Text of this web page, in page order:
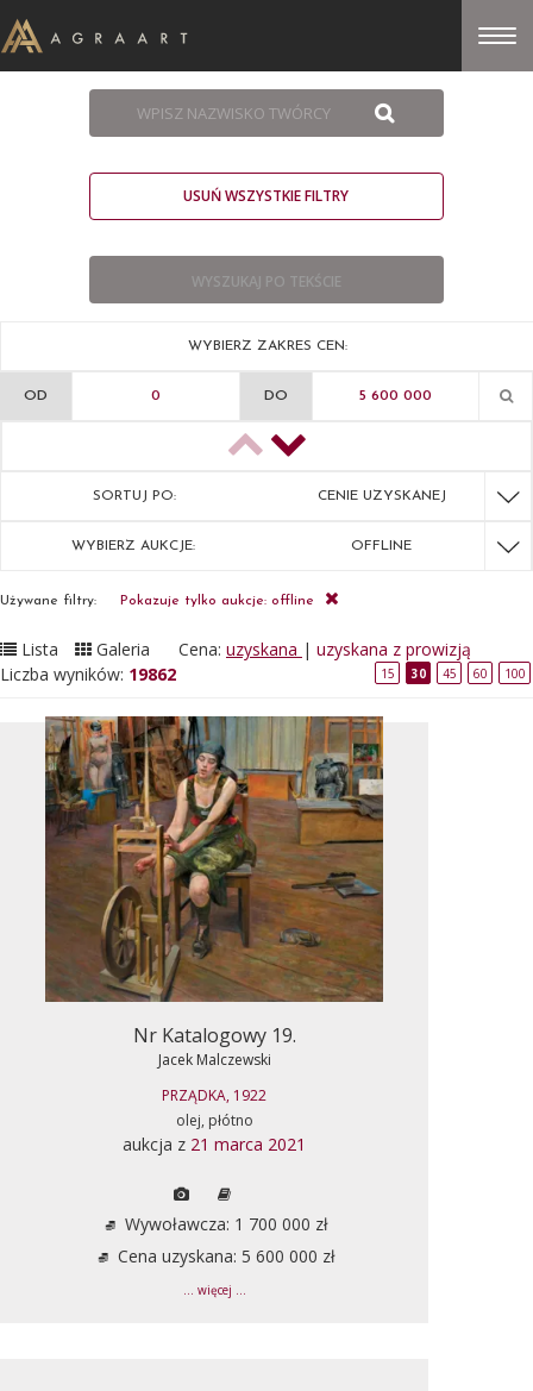
USUŃ WSZYSTKIE FILTRY
WYBIERZ ZAKRES CEN:
OD DO
SORTUJ PO: CENIE UZYSKANEJ
WYBIERZ AUKCJE: OFFLINE
Używane filtry: Pokazuje tylko aukcje: offline
Lista Galeria Cena: uzyskana | uzyskana z prowizją
Liczba wyników: 19862 15 30 45 60 100
Nr Katalogowy 19.
Jacek Malczewski
PRZĄDKA, 1922
olej, płótno
aukcja z 21 marca 2021
Wywoławcza: 1 700 000 zł
Cena uzyskana: 5 600 000 zł
... więcej ...